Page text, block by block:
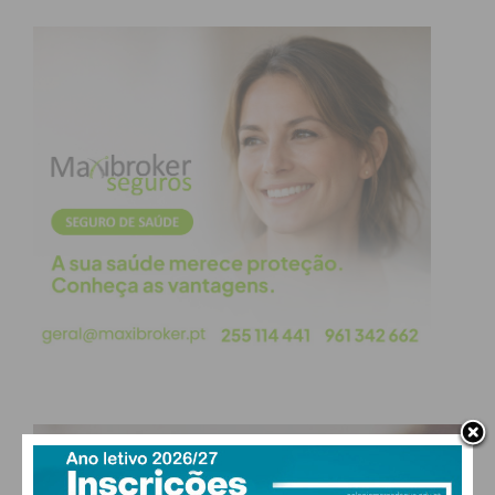
homenageado novamente em Penafiel, no festival
“Não há melhor do que ser acarinhado pelos
Após todas as palavras que lhe foram dirigidas,
José Rodrigues dos Santos mostrou-se emocionado
e grato e garantiu que “não há melhor do que ser
acarinhado pelos seus”.
Ressalvou, de todas as intervenções feitas, a sua
com opiniões. “A verdade existe, é muito
importante e nós temos que ter este compromisso
PAÇOS DE FERREIRA